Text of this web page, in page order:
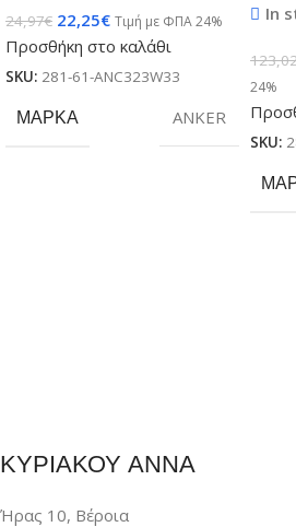
24,97€ 22,25€ Τιμή με ΦΠΑ 24%
Προσθήκη στο καλάθι
SKU: 281-61-ANC323W33
ΜΆΡΚΑ ANKER
In
24%
SKU:
ΚΥΡΙΑΚΟΥ ΑΝΝΑ
Ήρας 10, Βέροια